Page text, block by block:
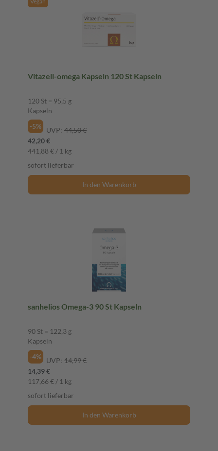
Vitazell-omega Kapseln 120 St Kapseln
120 St = 95,5 g
Kapseln
-5%
UVP: 44,50 €
42,20 €
441,88 € / 1 kg
sofort lieferbar
In den Warenkorb
sanhelios Omega-3 90 St Kapseln
90 St = 122,3 g
Kapseln
-4%
UVP: 14,99 €
14,39 €
117,66 € / 1 kg
sofort lieferbar
In den Warenkorb